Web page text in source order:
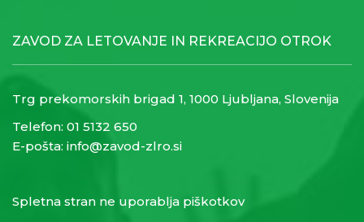
ZAVOD ZA LETOVANJE IN REKREACIJO OTROK
Trg prekomorskih brigad 1, 1000 Ljubljana, Slovenija
Telefon: 01 5132 650
E-pošta: info@zavod-zlro.si
Spletna stran ne uporablja piškotkov